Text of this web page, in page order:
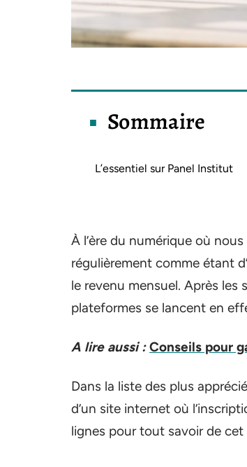
Sommaire
L’essentiel sur Panel Institut
À l’ère du numérique où
régulièrement comme étant
le revenu mensuel. Après
plateformes se lancent en
A lire aussi : Conseils pour
Dans la liste des plus
d’un site internet où
lignes pour tout savoir de